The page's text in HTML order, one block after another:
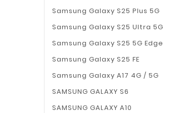
Samsung Galaxy S25 Plus 5G
Samsung Galaxy S25 Ultra 5G
Samsung Galaxy S25 5G Edge
Samsung Galaxy S25 FE
Samsung Galaxy A17 4G / 5G
SAMSUNG GALAXY S6
SAMSUNG GALAXY A10